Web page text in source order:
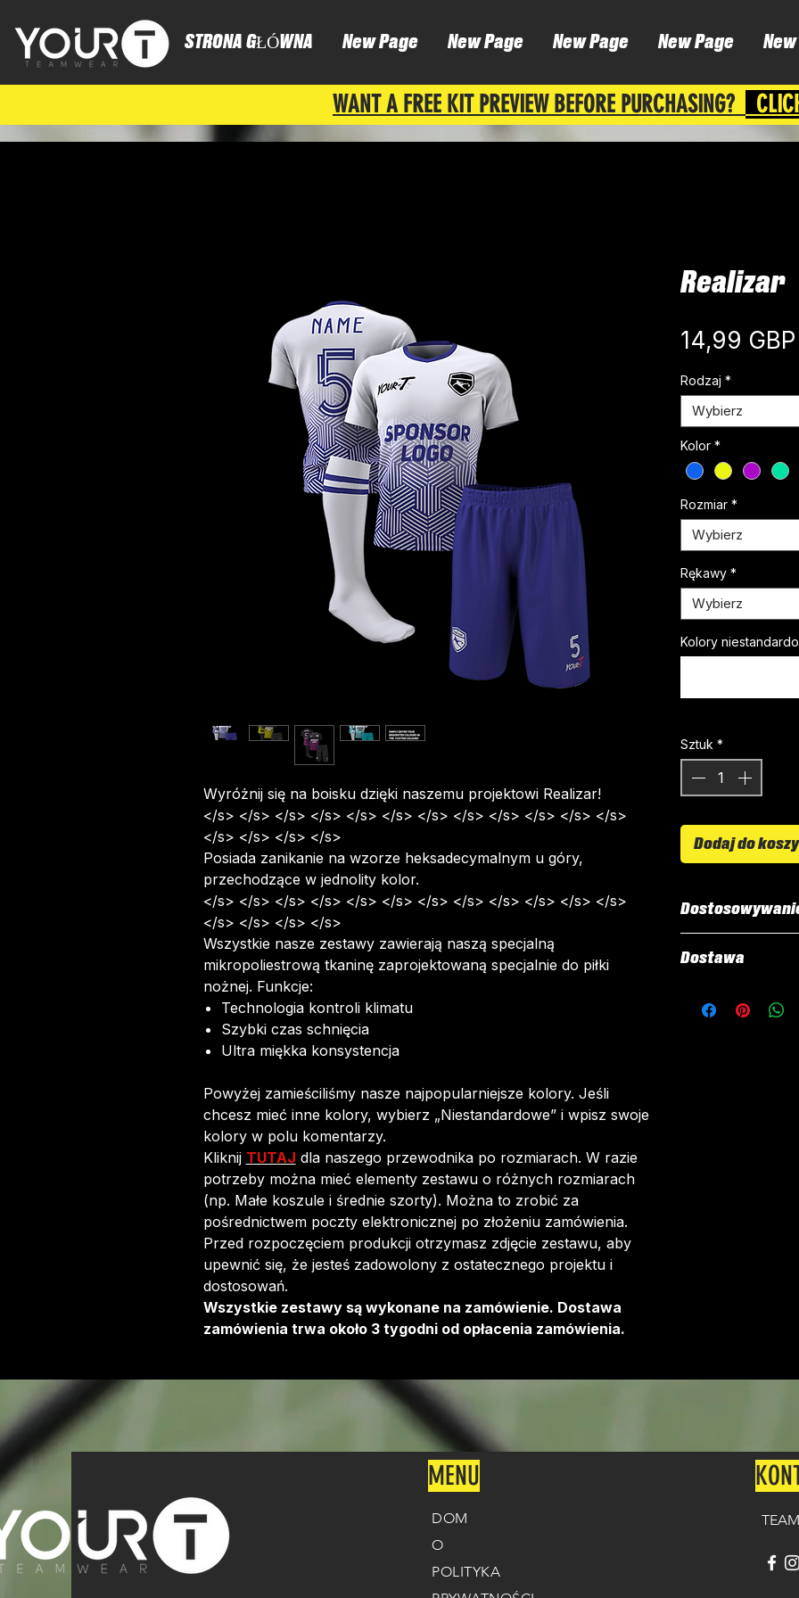
STRONA GŁÓWNA New Page New Page New Page New Page
WANT A FREE KIT PREVIEW BEFORE PURCHASING?
Wyróżnij się na boisku dzięki naszemu projektowi Realizar!
</s> </s> </s> </s> </s> </s> </s> </s> </s> </s> </s> </s>
</s> </s> </s> </s>
Posiada zanikanie na wzorze heksadecymalnym u góry,
przechodzące w jednolity kolor.
</s> </s> </s> </s> </s> </s> </s> </s> </s> </s> </s> </s>
</s> </s> </s> </s>
Wszystkie nasze zestawy zawierają naszą specjalną
mikropoliestrową tkaninę zaprojektowaną specjalnie do piłki
nożnej. Funkcje:
Technologia kontroli klimatu
Szybki czas schnięcia
Ultra miękka konsystencja
Powyżej zamieściliśmy nasze najpopularniejsze kolory. Jeśli
chcesz mieć inne kolory, wybierz „Niestandardowe” i wpisz swoje
kolory w polu komentarzy.
Kliknij TUTAJ dla naszego przewodnika po rozmiarach. W razie
potrzeby można mieć elementy zestawu o różnych rozmiarach
(np. Małe koszule i średnie szorty). Można to zrobić za
pośrednictwem poczty elektronicznej po złożeniu zamówienia.
Przed rozpoczęciem produkcji otrzymasz zdjęcie zestawu, aby
upewnić się, że jesteś zadowolony z ostatecznego projektu i
dostosowań.
Wszystkie zestawy są wykonane na zamówienie. Dostawa
zamówienia trwa około 3 tygodni od opłacenia zamówienia.
Realizar
14,99 GBP
Rodzaj *
Wybierz
Kolor *
Rozmiar *
Wybierz
Rękawy *
Wybierz
Kolory
Sztuk *
Dodaj do
personalizację.
„sublimacji”.
Dostawa
zamówienie. Od
MENU
DOM
O
POLITYKA